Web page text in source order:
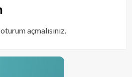
oturum açmalısınız.